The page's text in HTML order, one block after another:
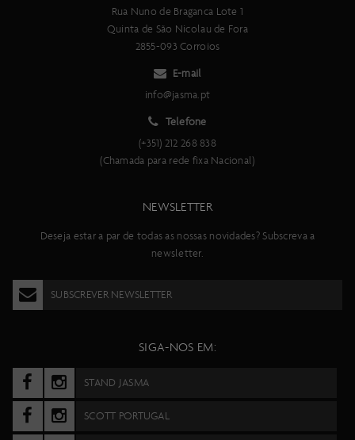
Rua Nuno de Braganca Lote 1
Quinta de São Nicolau de Fora
2855-093 Corroios
E-mail
info@jasma.pt
Telefone
(+351) 212 268 838
(Chamada para rede fixa Nacional)
NEWSLETTER
Deseja estar a par de todas as nossas novidades? Subscreva a
newsletter.
SUBSCREVER NEWSLETTER
SIGA-NOS EM:
STAND JASMA
SCOTT PORTUGAL